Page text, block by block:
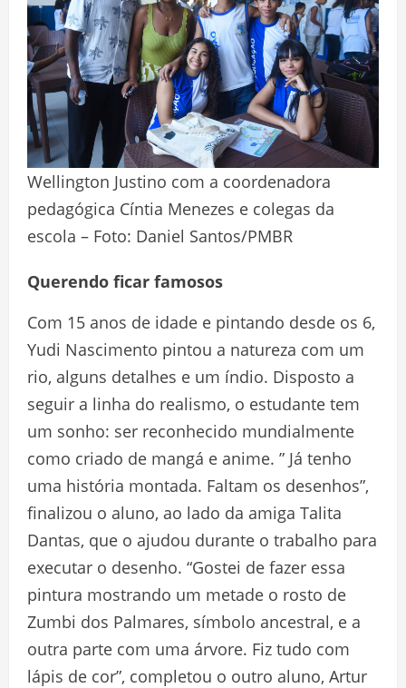
Wellington Justino com a coordenadora
pedagógica Cíntia Menezes e colegas da
escola – Foto: Daniel Santos/PMBR
Querendo ficar famosos
Com 15 anos de idade e pintando desde os 6,
Yudi Nascimento pintou a natureza com um
rio, alguns detalhes e um índio. Disposto a
seguir a linha do realismo, o estudante tem
um sonho: ser reconhecido mundialmente
como criado de mangá e anime. ” Já tenho
uma história montada. Faltam os desenhos”,
finalizou o aluno, ao lado da amiga Talita
Dantas, que o ajudou durante o trabalho para
executar o desenho. “Gostei de fazer essa
pintura mostrando um metade o rosto de
Zumbi dos Palmares, símbolo ancestral, e a
outra parte com uma árvore. Fiz tudo com
lápis de cor”, completou o outro aluno, Artur